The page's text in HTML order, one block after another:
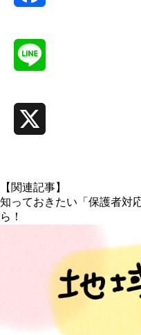
【関連記事】
知っておきたい「保護者対
ら！